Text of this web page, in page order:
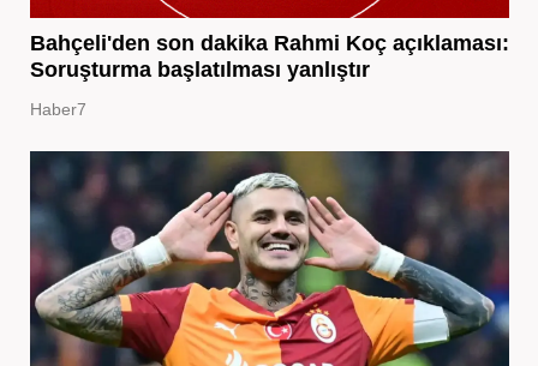
Bahçeli'den son dakika Rahmi Koç açıklaması:
Soruşturma başlatılması yanlıştır
Haber7